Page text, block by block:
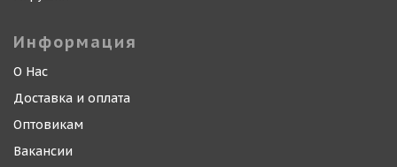
Информация
О Нас
Доставка и оплата
Оптовикам
Вакансии